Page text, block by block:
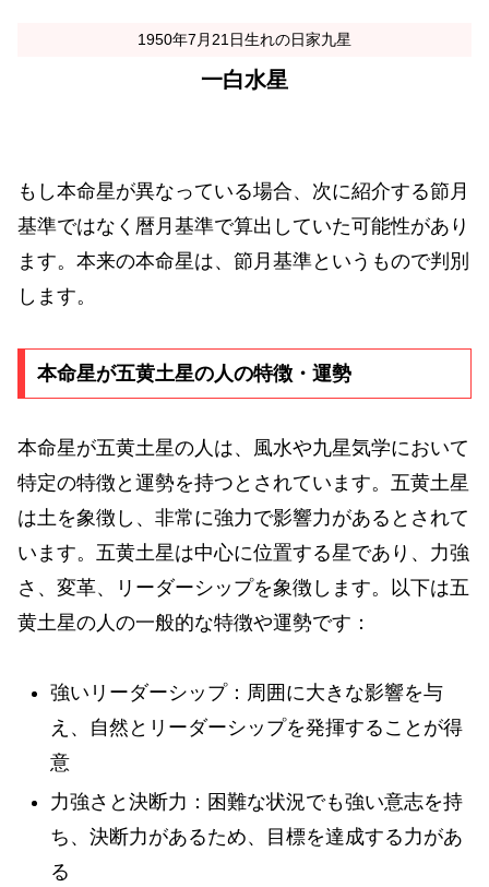
1950年7月21日生れの日家九星
一白水星
もし本命星が異なっている場合、次に紹介する節月
基準ではなく暦月基準で算出していた可能性があり
ます。本来の本命星は、節月基準というもので判別
します。
本命星が五黄土星の人の特徴・運勢
本命星が五黄土星の人は、風水や九星気学において
特定の特徴と運勢を持つとされています。五黄土星
は土を象徴し、非常に強力で影響力があるとされて
います。五黄土星は中心に位置する星であり、力強
さ、変革、リーダーシップを象徴します。以下は五
黄土星の人の一般的な特徴や運勢です：
強いリーダーシップ：周囲に大きな影響を与
え、自然とリーダーシップを発揮することが得
意
力強さと決断力：困難な状況でも強い意志を持
ち、決断力があるため、目標を達成する力があ
る